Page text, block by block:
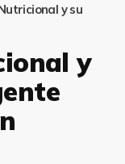
y su
y